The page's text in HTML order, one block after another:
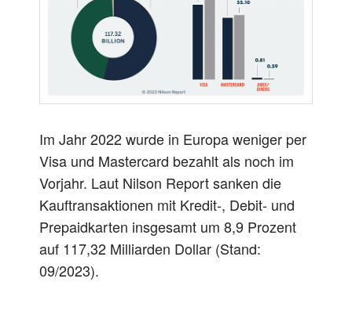
Im Jahr 2022 wurde in Europa weniger per
Visa und Mastercard bezahlt als noch im
Vorjahr. Laut Nilson Report sanken die
Kauftransaktionen mit Kredit-, Debit- und
Prepaidkarten insgesamt um 8,9 Prozent
auf 117,32 Milliarden Dollar (Stand:
09/2023).